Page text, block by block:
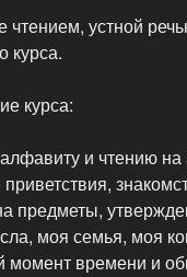
чтением, устной
курса.
курса:
и чтению
предметы,
моя семья, моя
момент времени и